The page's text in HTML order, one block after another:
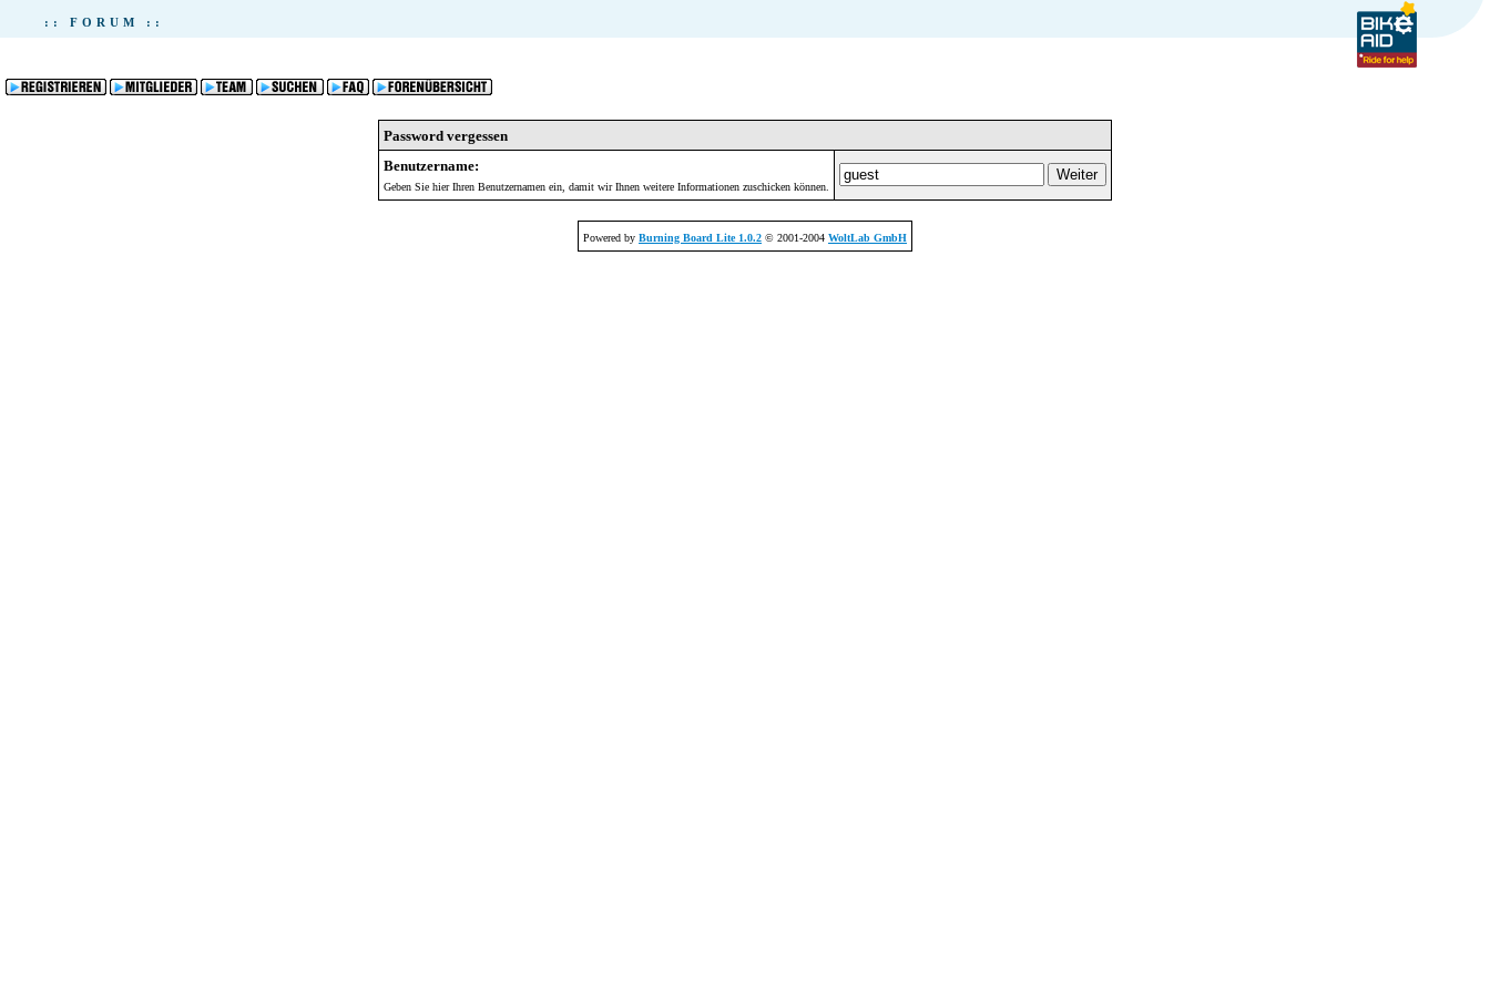
:: FORUM ::
Password vergessen
Benutzername:
Geben Sie hier Ihren Benutzernamen ein, damit wir Ihnen weitere Informationen zuschicken können.
Powered by Burning Board Lite 1.0.2 © 2001-2004 WoltLab GmbH